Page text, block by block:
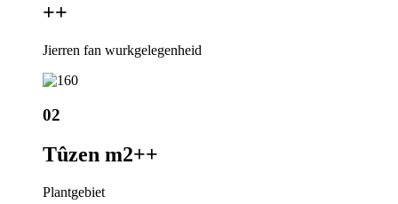
++
Jierren fan wurkgelegenheid
02
Tûzen m2++
Plantgebiet